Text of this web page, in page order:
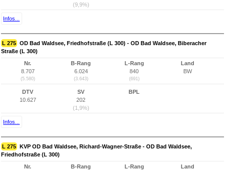
(9,9%)
Infos...
L 275 OD Bad Waldsee, Friedhofstraße (L 300) - OD Bad Waldsee, Biberacher
Straße (L 300)
Nr.
8.707
(5.580)
B-Rang
6.024
(3.643)
L-Rang
840
(691)
Land
BW
DTV
10.627
SV
202
(1,9%)
BPL
Infos...
L 275 KVP OD Bad Waldsee, Richard-Wagner-Straße - OD Bad Waldsee,
Friedhofstraße (L 300)
Nr.
B-Rang
L-Rang
Land